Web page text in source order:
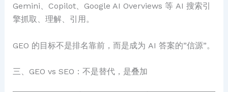
Gemini、Copilot、Google AI Overviews 等 AI 搜索引
擎抓取、理解、引用。
GEO 的目标不是排名靠前，而是成为 AI 答案的”信源”。
三、GEO vs SEO：不是替代，是叠加